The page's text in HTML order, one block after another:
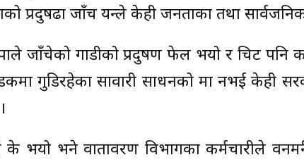
प्रदुषढा जाँच यन्त्रले केही जनताका तथा
जाँचेको गाडीको प्रदुषण फेल भयो र चिट पनि
गुडिरहेका सावारी साधनको मात्र नभई केही
भयो भने वातावरण विभागका कर्मचारीले